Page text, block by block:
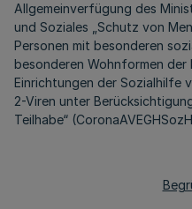
Allgemeinverfügung des
und Soziales „Schutz von
Personen mit besonderen
besonderen Wohnformen der
Einrichtungen der Sozialhilfe
2-Viren unter
Teilhabe“